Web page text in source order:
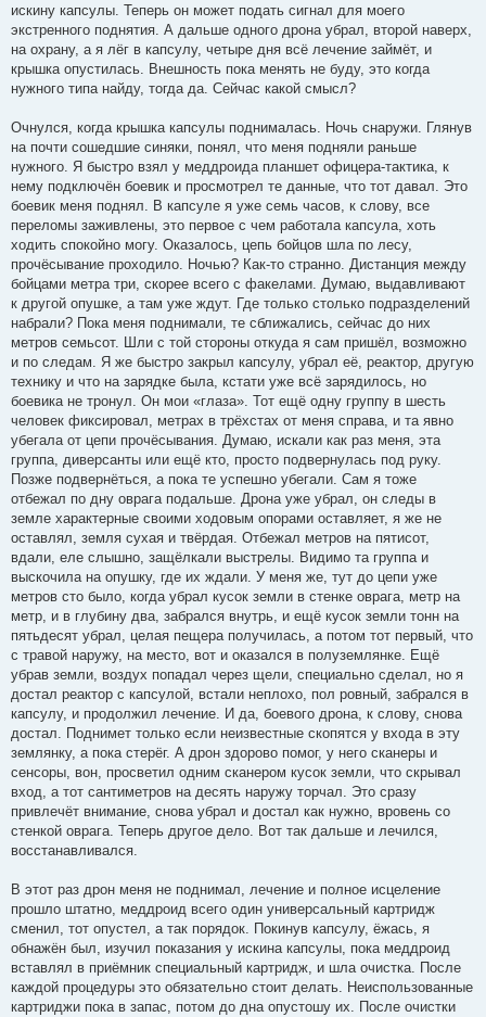
искину капсулы. Теперь он может подать сигнал для моего
экстренного поднятия. А дальше одного дрона убрал, второй наверх,
на охрану, а я лёг в капсулу, четыре дня всё лечение займёт, и
крышка опустилась. Внешность пока менять не буду, это когда
нужного типа найду, тогда да. Сейчас какой смысл?
Очнулся, когда крышка капсулы поднималась. Ночь снаружи. Глянув
на почти сошедшие синяки, понял, что меня подняли раньше
нужного. Я быстро взял у меддроида планшет офицера-тактика, к
нему подключён боевик и просмотрел те данные, что тот давал. Это
боевик меня поднял. В капсуле я уже семь часов, к слову, все
переломы заживлены, это первое с чем работала капсула, хоть
ходить спокойно могу. Оказалось, цепь бойцов шла по лесу,
прочёсывание проходило. Ночью? Как-то странно. Дистанция между
бойцами метра три, скорее всего с факелами. Думаю, выдавливают
к другой опушке, а там уже ждут. Где только столько подразделений
набрали? Пока меня поднимали, те сближались, сейчас до них
метров семьсот. Шли с той стороны откуда я сам пришёл, возможно
и по следам. Я же быстро закрыл капсулу, убрал её, реактор, другую
технику и что на зарядке была, кстати уже всё зарядилось, но
боевика не тронул. Он мои «глаза». Тот ещё одну группу в шесть
человек фиксировал, метрах в трёхстах от меня справа, и та явно
убегала от цепи прочёсывания. Думаю, искали как раз меня, эта
группа, диверсанты или ещё кто, просто подвернулась под руку.
Позже подвернёться, а пока те успешно убегали. Сам я тоже
отбежал по дну оврага подальше. Дрона уже убрал, он следы в
земле характерные своими ходовым опорами оставляет, я же не
оставлял, земля сухая и твёрдая. Отбежал метров на пятисот,
вдали, еле слышно, защёлкали выстрелы. Видимо та группа и
выскочила на опушку, где их ждали. У меня же, тут до цепи уже
метров сто было, когда убрал кусок земли в стенке оврага, метр на
метр, и в глубину два, забрался внутрь, и ещё кусок земли тонн на
пятьдесят убрал, целая пещера получилась, а потом тот первый, что
с травой наружу, на место, вот и оказался в полуземлянке. Ещё
убрав земли, воздух попадал через щели, специально сделал, но я
достал реактор с капсулой, встали неплохо, пол ровный, забрался в
капсулу, и продолжил лечение. И да, боевого дрона, к слову, снова
достал. Поднимет только если неизвестные скопятся у входа в эту
землянку, а пока стерёг. А дрон здорово помог, у него сканеры и
сенсоры, вон, просветил одним сканером кусок земли, что скрывал
вход, а тот сантиметров на десять наружу торчал. Это сразу
привлечёт внимание, снова убрал и достал как нужно, вровень со
стенкой оврага. Теперь другое дело. Вот так дальше и лечился,
восстанавливался.
В этот раз дрон меня не поднимал, лечение и полное исцеление
прошло штатно, меддроид всего один универсальный картридж
сменил, тот опустел, а так порядок. Покинув капсулу, ёжась, я
обнажён был, изучил показания у искина капсулы, пока меддроид
вставлял в приёмник специальный картридж, и шла очистка. После
каждой процедуры это обязательно стоит делать. Неиспользованные
картриджи пока в запас, потом до дна опустошу их. После очистки